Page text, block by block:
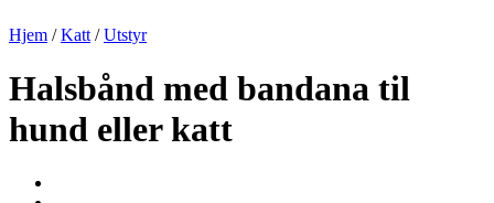
Hjem / Katt / Utstyr
Halsbånd med bandana til
hund eller katt